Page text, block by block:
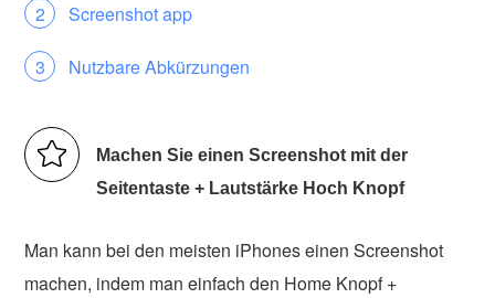
Screenshot app
Nutzbare Abkürzungen
Machen Sie einen Screenshot mit der
Seitentaste + Lautstärke Hoch Knopf
Man kann bei den meisten iPhones einen Screenshot
machen, indem man einfach den Home Knopf +